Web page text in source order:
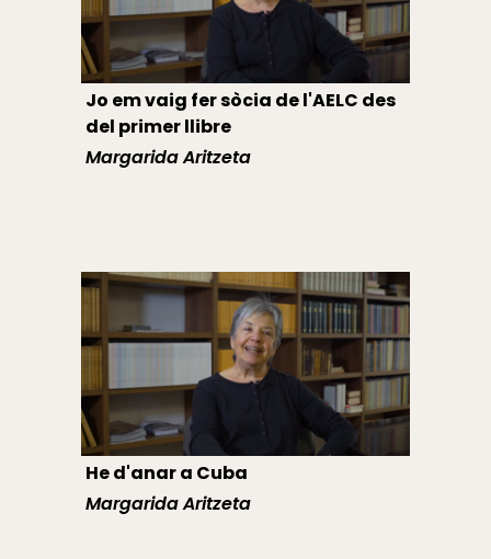
Jo em vaig fer sòcia de l'AELC des
del primer llibre
Margarida Aritzeta
He d'anar a Cuba
Margarida Aritzeta